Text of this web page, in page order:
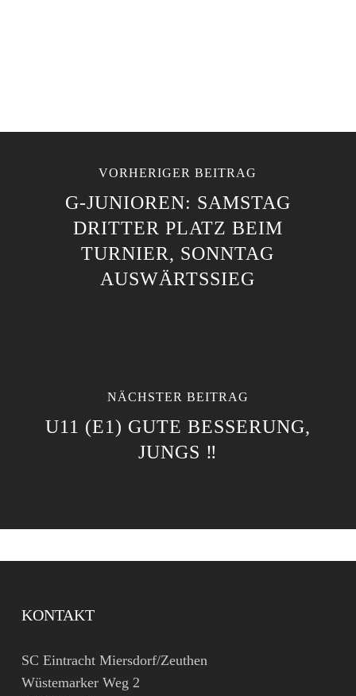
VORHERIGER BEITRAG
G-JUNIOREN: SAMSTAG
DRITTER PLATZ BEIM
TURNIER, SONNTAG
AUSWÄRTSSIEG
NÄCHSTER BEITRAG
U11 (E1) GUTE BESSERUNG,
JUNGS ‼️
KONTAKT
SC Eintracht Miersdorf/Zeuthen
Wüstemarker Weg 2